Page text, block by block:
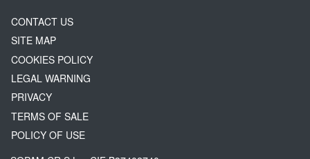
CONTACT US
SITE MAP
COOKIES POLICY
LEGAL WARNING
PRIVACY
TERMS OF SALE
POLICY OF USE